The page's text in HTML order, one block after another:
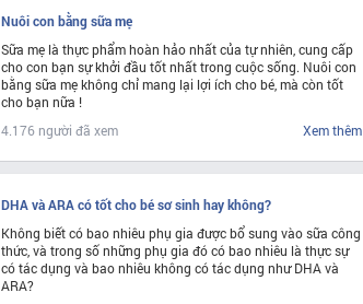
Nuôi con bằng sữa mẹ
Sữa mẹ là thực phẩm hoàn hảo nhất của tự nhiên, cung cấp
cho con bạn sự khởi đầu tốt nhất trong cuộc sống. Nuôi con
bằng sữa mẹ không chỉ mang lại lợi ích cho bé, mà còn tốt
cho bạn nữa !
4.176 người đã xem
Xem thêm
DHA và ARA có tốt cho bé sơ sinh hay không?
Không biết có bao nhiêu phụ gia được bổ sung vào sữa công
thức, và trong số những phụ gia đó có bao nhiêu là thực sự
có tác dụng và bao nhiêu không có tác dụng như DHA và
ARA?